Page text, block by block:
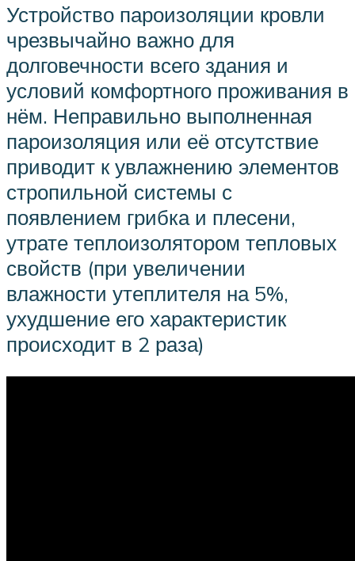
Устройство пароизоляции кровли
чрезвычайно важно для
долговечности всего здания и
условий комфортного проживания в
нём. Неправильно выполненная
пароизоляция или её отсутствие
приводит к увлажнению элементов
стропильной системы с
появлением грибка и плесени,
утрате теплоизолятором тепловых
свойств (при увеличении
влажности утеплителя на 5%,
ухудшение его характеристик
происходит в 2 раза)